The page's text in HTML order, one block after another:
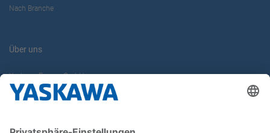
Nach Branche
Über uns
Yaskawa Europe GmbH
Karriere